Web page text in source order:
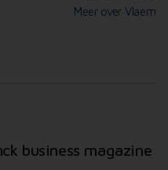
Meer over
business magazine